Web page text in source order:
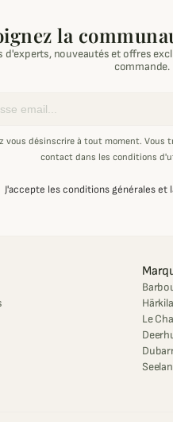
la
d'experts, nouveautés et offres
commande.
vous désinscrire à tout moment. Vous
contact dans les conditions
J'accepte les conditions générales
Härkila
Le